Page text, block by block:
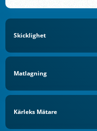
Skicklighet
Matlagning
Kärleks Mätare